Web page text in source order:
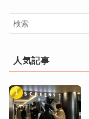
人気記事